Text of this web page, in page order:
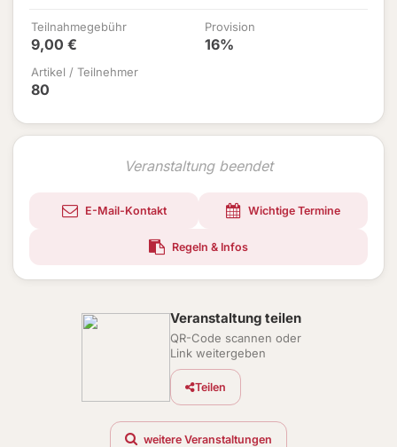
Teilnahmegebühr
9,00 €
Provision
16%
Artikel / Teilnehmer
80
Veranstaltung beendet
E-Mail-Kontakt Wichtige Termine
Regeln & Infos
Veranstaltung teilen
QR-Code scannen oder
Link weitergeben
Teilen
weitere Veranstaltungen